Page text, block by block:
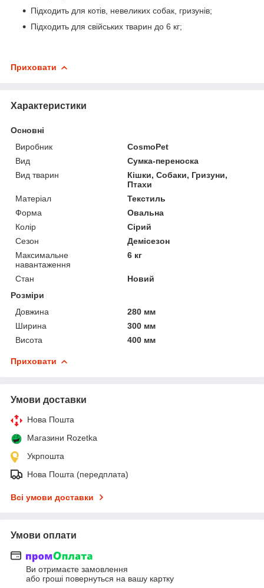
Підходить для котів, невеликих собак, гризунів;
Підходить для свійських тварин до 6 кг;
Приховати
Характеристики
Основні
Виробник
CosmoPet
Вид
Сумка-переноска
Вид тварин
Кішки, Собаки, Гризуни,
Птахи
Матеріал
Текстиль
Форма
Овальна
Колір
Сірий
Сезон
Демісезон
Максимальне
навантаження
6 кг
Стан
Новий
Розміри
Довжина
280 мм
Ширина
300 мм
Висота
400 мм
Приховати
Умови доставки
Нова Пошта
Магазини Rozetka
Укрпошта
Нова Пошта (передплата)
Всі умови доставки
Умови оплати
Ви отримаєте замовлення
або гроші повернуться на вашу картку